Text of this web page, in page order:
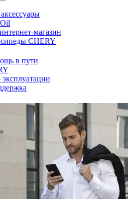
магазин
CHERY
в пути
эксплуатации